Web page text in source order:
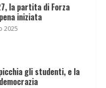
la partita di Forza
iniziata
2025
gli studenti, e la